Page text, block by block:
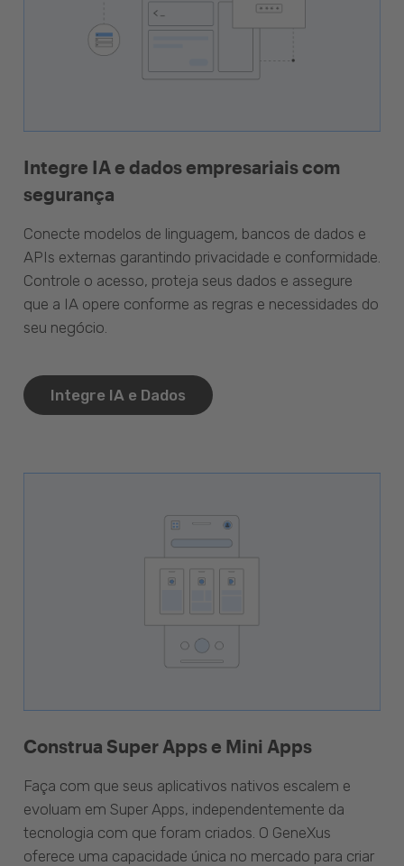
Integre IA e dados empresariais com
segurança
Conecte modelos de linguagem, bancos de dados e
APIs externas garantindo privacidade e conformidade.
Controle o acesso, proteja seus dados e assegure
que a IA opere conforme as regras e necessidades do
seu negócio.
Integre IA e Dados
Construa Super Apps e Mini Apps
Faça com que seus aplicativos nativos escalem e
evoluam em Super Apps, independentemente da
tecnologia com que foram criados. O GeneXus
oferece uma capacidade única no mercado para criar